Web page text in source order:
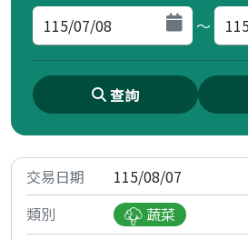
～
查詢
115/08/07
蔬菜